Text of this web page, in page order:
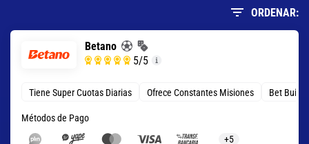
ORDENAR:
Betano
5/5
Tiene Super Cuotas Diarias Ofrece Constantes Misiones Bet
Métodos de Pago
+5